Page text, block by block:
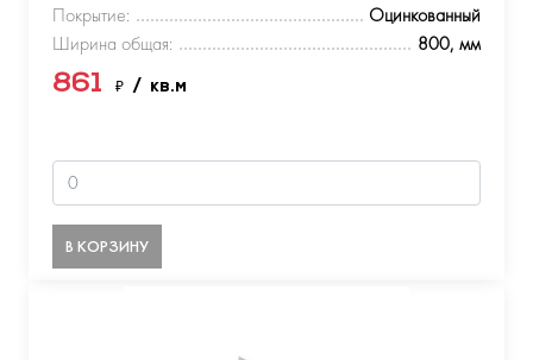
Покрытие:
Оцинкованный
Ширина общая:
800, мм
861 ₽ / кв.м
В КОРЗИНУ